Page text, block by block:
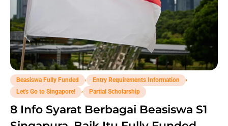
Beasiswa Fully Funded Entry Requirements Information
Let's Go to Singapore!
Partial Scholarship
8 Info Syarat Berbagai Beasiswa S1